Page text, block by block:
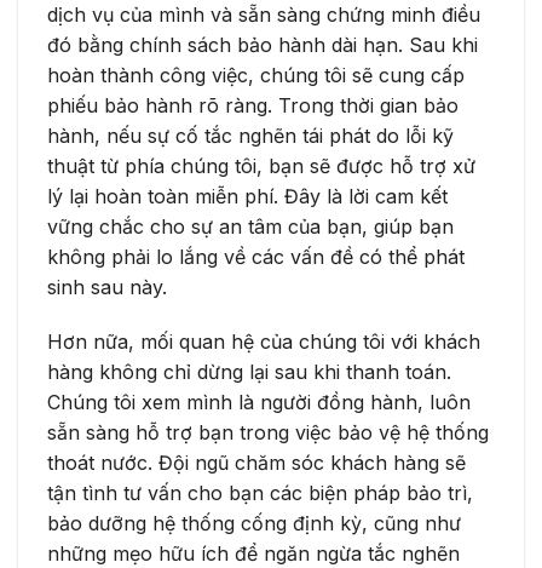
dịch vụ của mình và sẵn sàng chứng minh điều
đó bằng chính sách bảo hành dài hạn. Sau khi
hoàn thành công việc, chúng tôi sẽ cung cấp
phiếu bảo hành rõ ràng. Trong thời gian bảo
hành, nếu sự cố tắc nghẽn tái phát do lỗi kỹ
thuật từ phía chúng tôi, bạn sẽ được hỗ trợ xử
lý lại hoàn toàn miễn phí. Đây là lời cam kết
vững chắc cho sự an tâm của bạn, giúp bạn
không phải lo lắng về các vấn đề có thể phát
sinh sau này.
Hơn nữa, mối quan hệ của chúng tôi với khách
hàng không chỉ dừng lại sau khi thanh toán.
Chúng tôi xem mình là người đồng hành, luôn
sẵn sàng hỗ trợ bạn trong việc bảo vệ hệ thống
thoát nước. Đội ngũ chăm sóc khách hàng sẽ
tận tình tư vấn cho bạn các biện pháp bảo trì,
bảo dưỡng hệ thống cống định kỳ, cũng như
những mẹo hữu ích để ngăn ngừa tắc nghẽn